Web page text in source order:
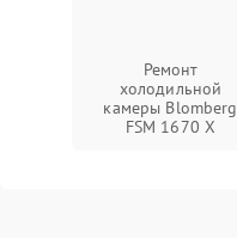
Ремонт
холодильной
камеры Blomberg
FSM 1670 X